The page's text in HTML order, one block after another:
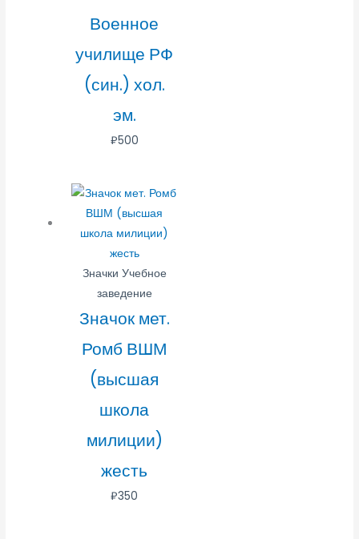
Военное
училище РФ
(син.) хол.
эм.
₽500
Значки Учебное
заведение
Значок мет.
Ромб ВШМ
(высшая
школа
милиции)
жесть
₽350